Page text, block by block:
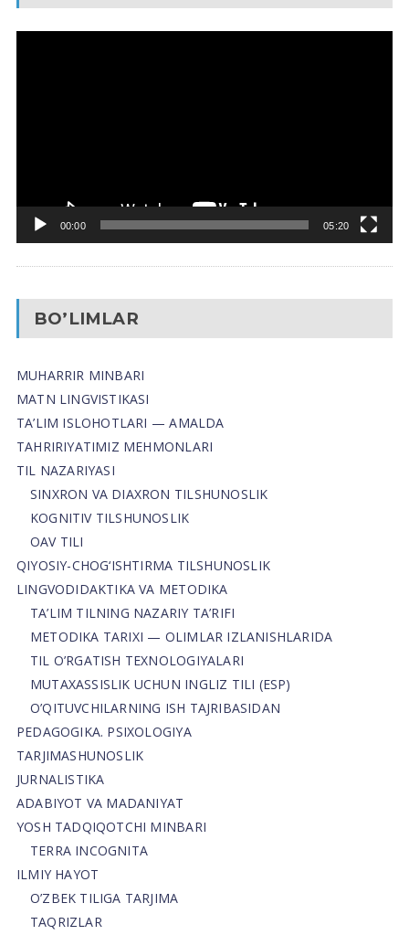
00:00 05:20
BO’LIMLAR
MUHARRIR MINBARI
MATN LINGVISTIKASI
TA’LIM ISLOHOTLARI — AMALDA
TAHRIRIYATIMIZ MEHMONLARI
TIL NAZARIYASI
SINXRON VA DIAXRON TILSHUNOSLIK
KOGNITIV TILSHUNOSLIK
OAV TILI
QIYOSIY-CHOG‘ISHTIRMA TILSHUNOSLIK
LINGVODIDAKTIKA VA METODIKA
TA’LIM TILNING NAZARIY TA’RIFI
METODIKA TARIXI — OLIMLAR IZLANISHLARIDA
TIL O’RGATISH TEXNOLOGIYALARI
MUTAXASSISLIK UCHUN INGLIZ TILI (ESP)
O’QITUVCHILARNING ISH TAJRIBASIDAN
PEDAGOGIKA. PSIXOLOGIYA
TARJIMASHUNOSLIK
JURNALISTIKA
ADABIYOT VA MADANIYAT
YOSH TADQIQOTCHI MINBARI
TERRA INCOGNITA
ILMIY HAYOT
O’ZBEK TILIGA TARJIMA
TAQRIZLAR